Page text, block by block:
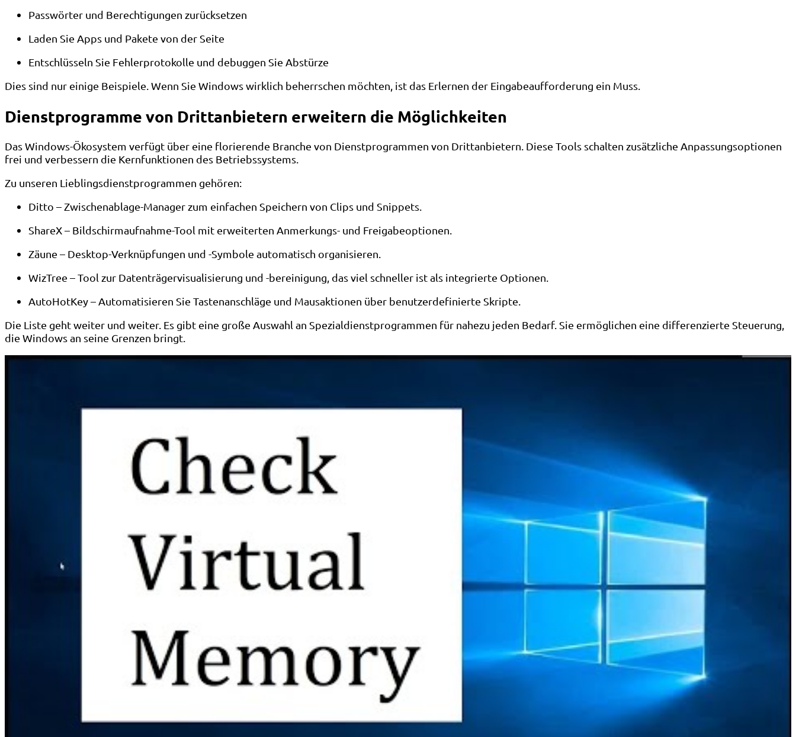
Passwörter und Berechtigungen zurücksetzen
Laden Sie Apps und Pakete von der Seite
Entschlüsseln Sie Fehlerprotokolle und debuggen Sie Abstürze
Dies sind nur einige Beispiele. Wenn Sie Windows wirklich beherrschen möchten, ist das Erlernen der Eingabeaufforderung ein Muss.
Dienstprogramme von Drittanbietern erweitern die Möglichkeiten
Das Windows-Ökosystem verfügt über eine florierende Branche von Dienstprogrammen von Drittanbietern. Diese Tools schalten zusätzliche Anpassungsoptionen
frei und verbessern die Kernfunktionen des Betriebssystems.
Zu unseren Lieblingsdienstprogrammen gehören:
Ditto – Zwischenablage-Manager zum einfachen Speichern von Clips und Snippets.
ShareX – Bildschirmaufnahme-Tool mit erweiterten Anmerkungs- und Freigabeoptionen.
Zäune – Desktop-Verknüpfungen und -Symbole automatisch organisieren.
WizTree – Tool zur Datenträgervisualisierung und -bereinigung, das viel schneller ist als integrierte Optionen.
AutoHotKey – Automatisieren Sie Tastenanschläge und Mausaktionen über benutzerdefinierte Skripte.
Die Liste geht weiter und weiter. Es gibt eine große Auswahl an Spezialdienstprogrammen für nahezu jeden Bedarf. Sie ermöglichen eine differenzierte Steuerung,
die Windows an seine Grenzen bringt.